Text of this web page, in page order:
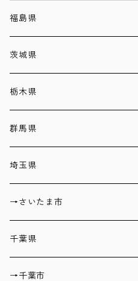
福島県
茨城県
栃木県
群馬県
埼玉県
→さいたま市
千葉県
→千葉市